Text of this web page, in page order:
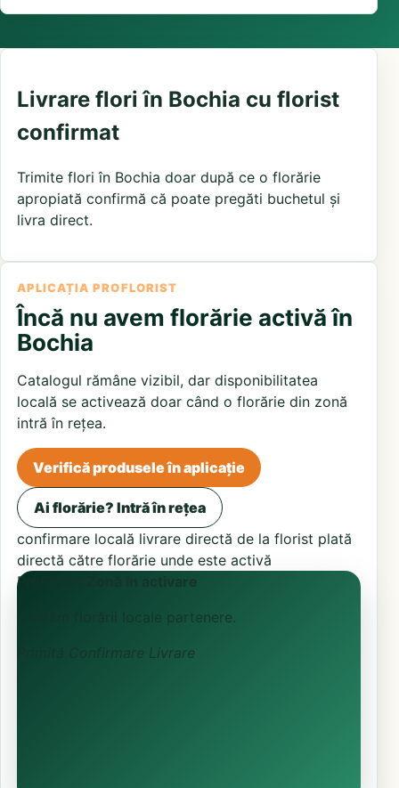
Livrare flori în Bochia cu florist
confirmat
Trimite flori în Bochia doar după ce o florărie
apropiată confirmă că poate pregăti buchetul și
livra direct.
APLICAȚIA PROFLORIST
Încă nu avem florărie activă în
Bochia
Catalogul rămâne vizibil, dar disponibilitatea
locală se activează doar când o florărie din zonă
intră în rețea.
Verifică produsele în aplicație
Ai florărie? Intră în rețea
confirmare locală livrare directă de la florist plată
directă către florărie unde este activă
ProFlorist
Zonă în activare
Căutăm florării locale partenere.
Confirmare Livrare